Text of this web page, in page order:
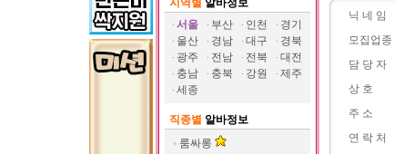
지역별 알바정보
서울
부산 인천
경기
울산
경남 대구
경북
광주
전남 전북
대전
충남
충북 강원
제주
세종
직종별 알바정보
룸싸롱
닉 네 임
모집업종
담 당 자
상 호
주 소
연 락 처